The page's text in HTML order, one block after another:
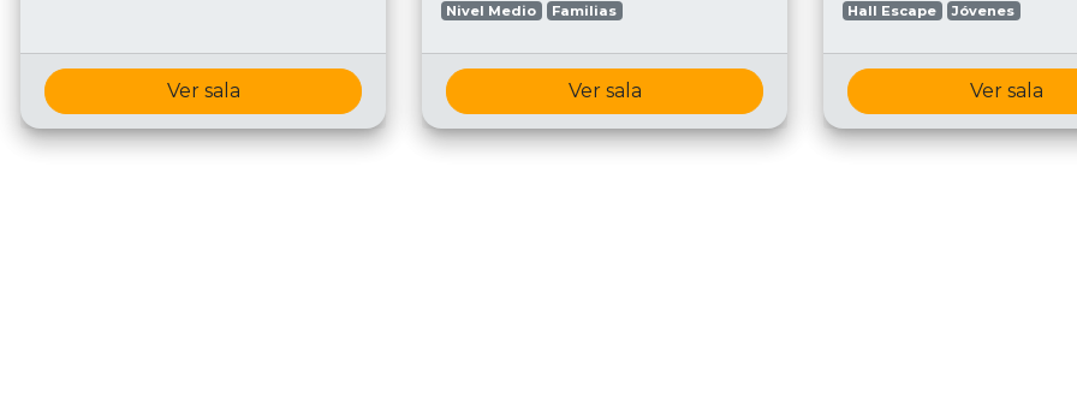
Ver sala
Nivel Medio
Familias
Ver sala
Hall Escape
Jóvenes
Ver sala